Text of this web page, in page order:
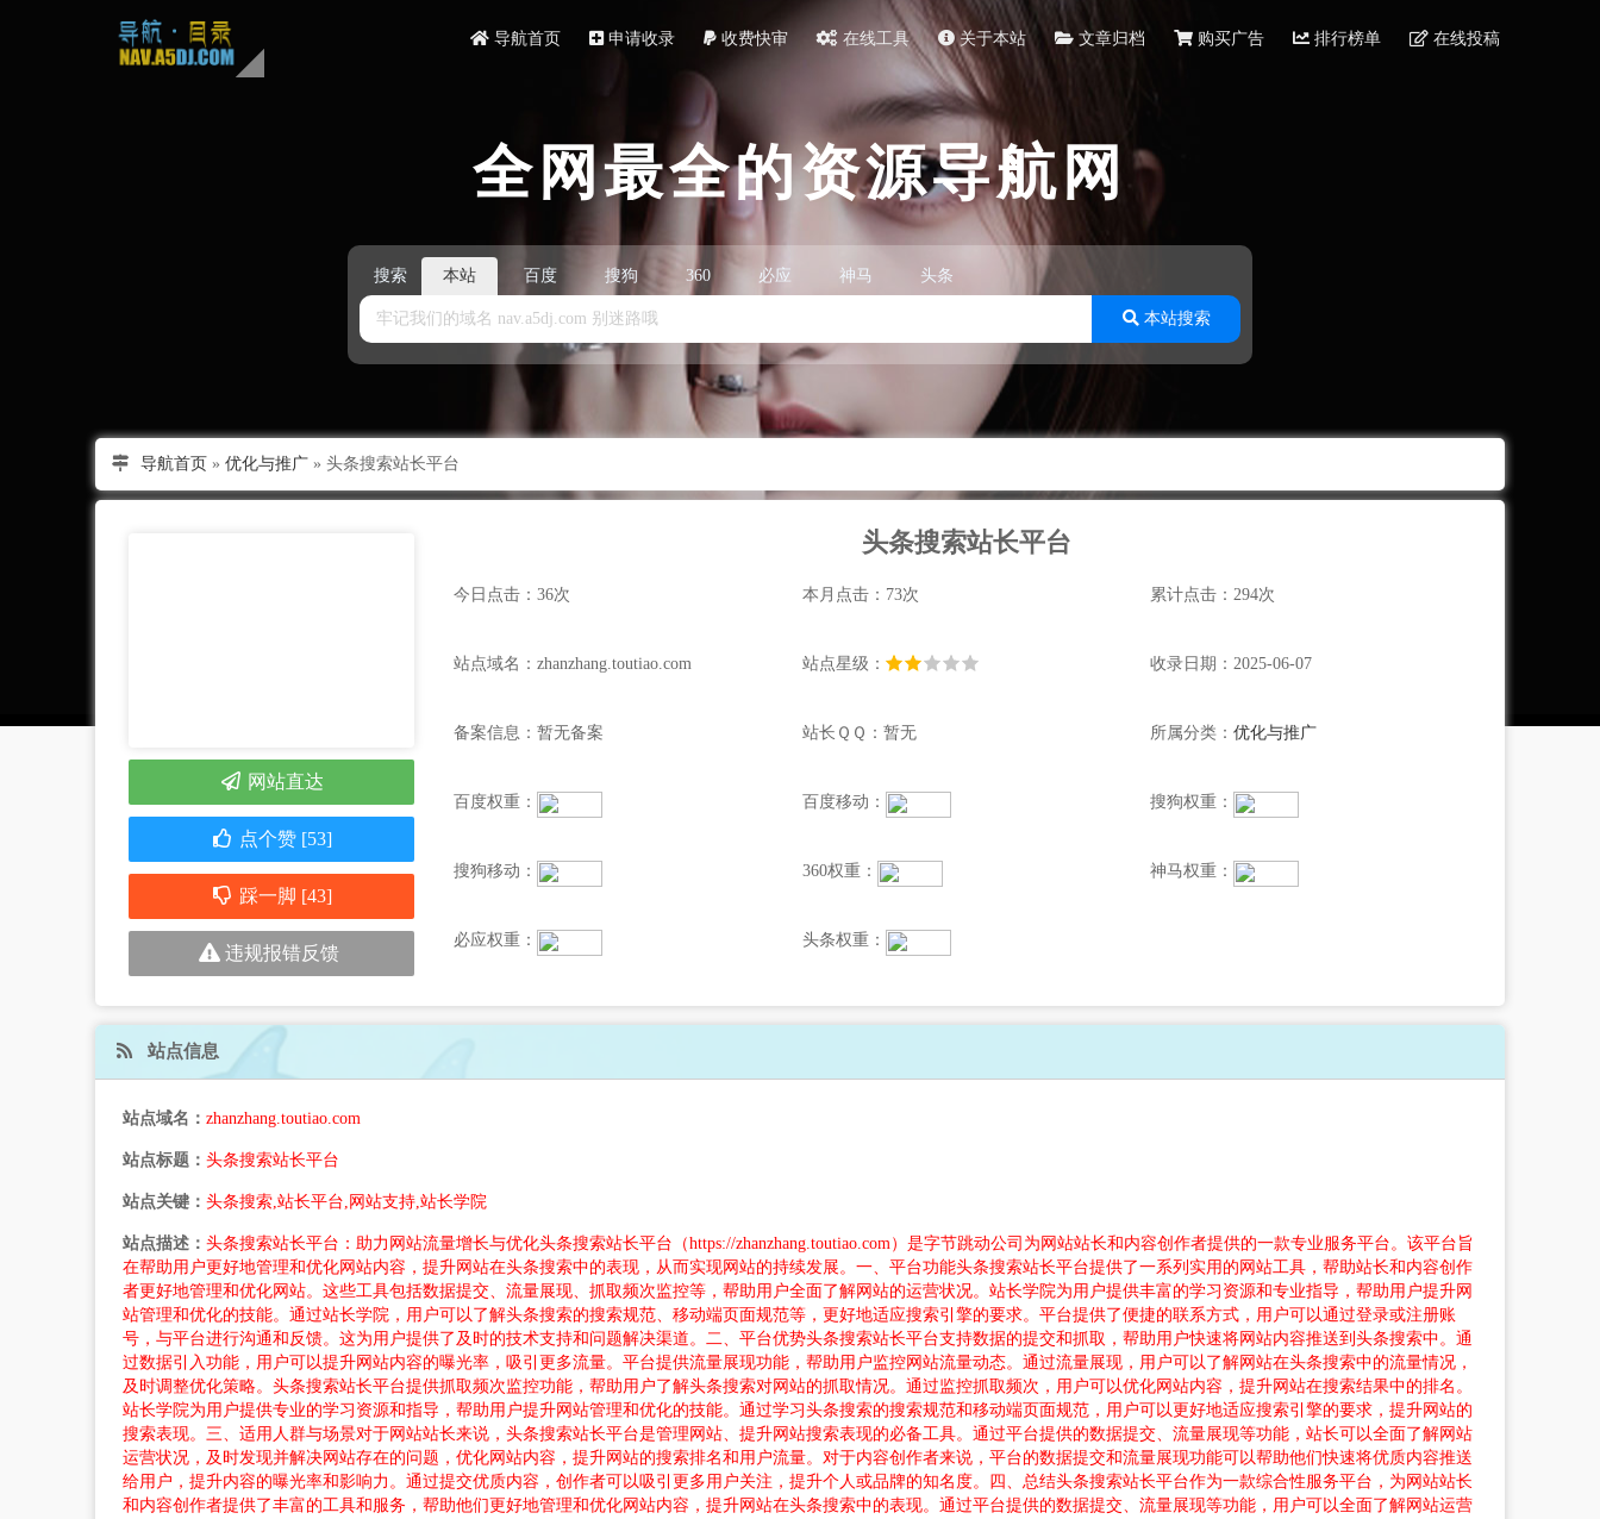
导航首页 申请收录 收费快审 在线工具 关于本站 文章归档 购买广告 排行榜单 在线投稿
全网最全的资源导航网
搜索 本站 百度 搜狗 360 必应 神马 头条
本站搜索
导航首页 » 优化与推广» 头条搜索站长平台
头条搜索站长平台
今日点击：36次 本月点击：73次 累计点击：294次
站点域名：zhanzhang.toutiao.com 站点星级： 收录日期：2025-06-07
备案信息：暂无备案 站长ＱＱ：暂无 所属分类：优化与推广
百度权重： 百度移动： 搜狗权重：
搜狗移动： 360权重： 神马权重：
必应权重： 头条权重：
网站直达
点个赞 [53]
踩一脚 [43]
违规报错反馈
站点信息
站点域名： zhanzhang.toutiao.com
站点标题： 头条搜索站长平台
站点关键： 头条搜索,站长平台,网站支持,站长学院
站点描述： 头条搜索站长平台：助力网站流量增长与优化头条搜索站长平台（https://zhanzhang.toutiao.com）是字节跳动公司为网站站长和内容创作者提供的一款专业服务平台。该平台旨
在帮助用户更好地管理和优化网站内容，提升网站在头条搜索中的表现，从而实现网站的持续发展。一、平台功能头条搜索站长平台提供了一系列实用的网站工具，帮助站长和内容创作
者更好地管理和优化网站。这些工具包括数据提交、流量展现、抓取频次监控等，帮助用户全面了解网站的运营状况。站长学院为用户提供丰富的学习资源和专业指导，帮助用户提升网
站管理和优化的技能。通过站长学院，用户可以了解头条搜索的搜索规范、移动端页面规范等，更好地适应搜索引擎的要求。平台提供了便捷的联系方式，用户可以通过登录或注册账
号，与平台进行沟通和反馈。这为用户提供了及时的技术支持和问题解决渠道。二、平台优势头条搜索站长平台支持数据的提交和抓取，帮助用户快速将网站内容推送到头条搜索中。通
过数据引入功能，用户可以提升网站内容的曝光率，吸引更多流量。平台提供流量展现功能，帮助用户监控网站流量动态。通过流量展现，用户可以了解网站在头条搜索中的流量情况，
及时调整优化策略。头条搜索站长平台提供抓取频次监控功能，帮助用户了解头条搜索对网站的抓取情况。通过监控抓取频次，用户可以优化网站内容，提升网站在搜索结果中的排名。
站长学院为用户提供专业的学习资源和指导，帮助用户提升网站管理和优化的技能。通过学习头条搜索的搜索规范和移动端页面规范，用户可以更好地适应搜索引擎的要求，提升网站的
搜索表现。三、适用人群与场景对于网站站长来说，头条搜索站长平台是管理网站、提升网站搜索表现的必备工具。通过平台提供的数据提交、流量展现等功能，站长可以全面了解网站
运营状况，及时发现并解决网站存在的问题，优化网站内容，提升网站的搜索排名和用户流量。对于内容创作者来说，平台的数据提交和流量展现功能可以帮助他们快速将优质内容推送
给用户，提升内容的曝光率和影响力。通过提交优质内容，创作者可以吸引更多用户关注，提升个人或品牌的知名度。四、总结头条搜索站长平台作为一款综合性服务平台，为网站站长
和内容创作者提供了丰富的工具和服务，帮助他们更好地管理和优化网站内容，提升网站在头条搜索中的表现。通过平台提供的数据提交、流量展现等功能，用户可以全面了解网站运营